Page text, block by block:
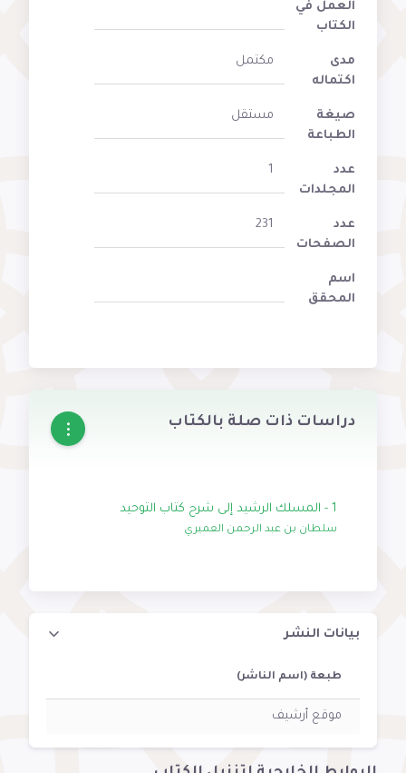
العمل في
الكتاب
مدى
اكتماله
مكتمل
صيغة
الطباعة
مستقل
عدد
المجلدات
1
عدد
الصفحات
231
اسم
المحقق
دراسات ذات صلة بالكتاب
1 - المسلك الرشيد إلى شرح كتاب التوحيد
سلطان بن عبد الرحمن العميري
بيانات النشر
طبعة (اسم الناشر)
موقع أرشيف